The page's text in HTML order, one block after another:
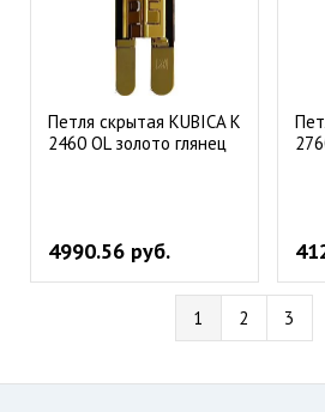
Петля скрытая KUBICA K
2460 OL золото глянец
4990.56 руб.
1 2 3